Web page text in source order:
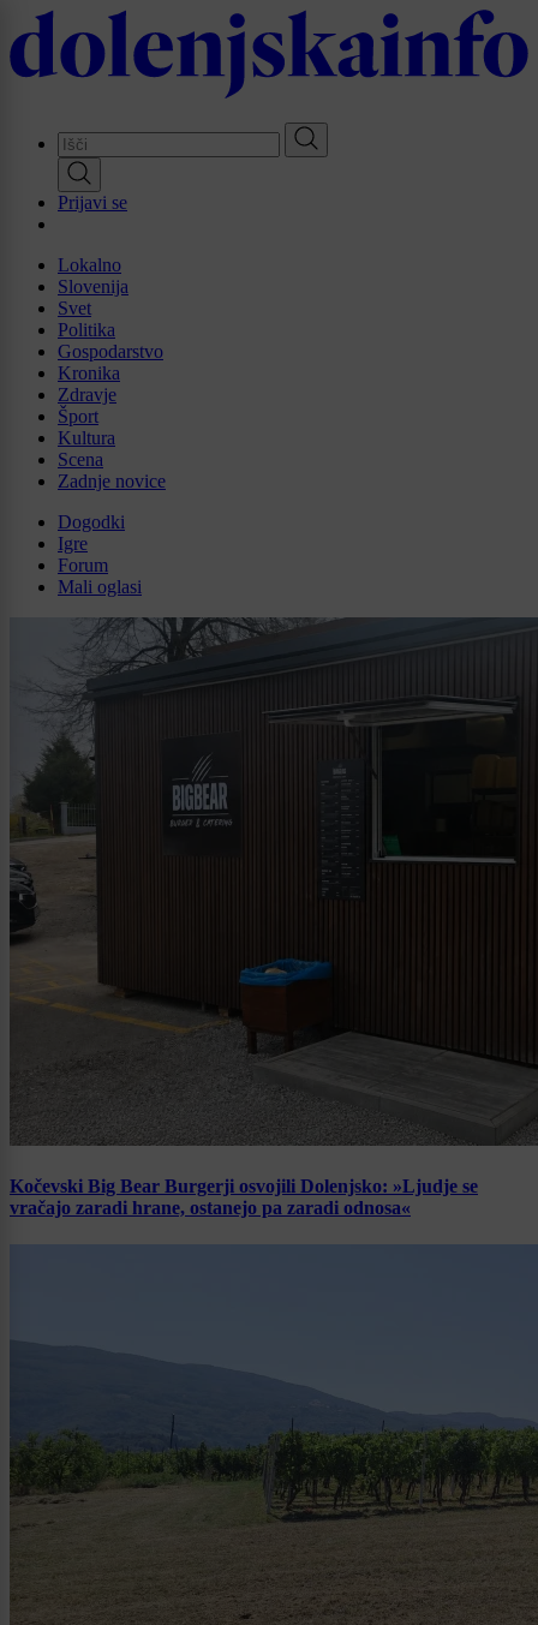
Skip
to
main
Prijavi se
Lokalno
Slovenija
Svet
Politika
Gospodarstvo
Kronika
Zdravje
Šport
Kultura
Scena
Zadnje novice
Dogodki
Igre
Forum
Mali oglasi
Kočevski Big Bear Burgerji osvojili Dolenjsko: »Ljudje se
vračajo zaradi hrane, ostanejo pa zaradi odnosa«